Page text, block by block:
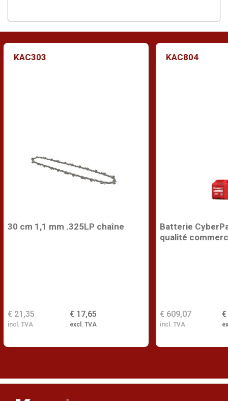
KAC303
30 cm 1,1 mm .325LP chaîne
€ 17,65
excl. TVA
€ 21,35
incl. TVA
KAC804
Batterie
qualité
€
€ 609,07
incl. TVA